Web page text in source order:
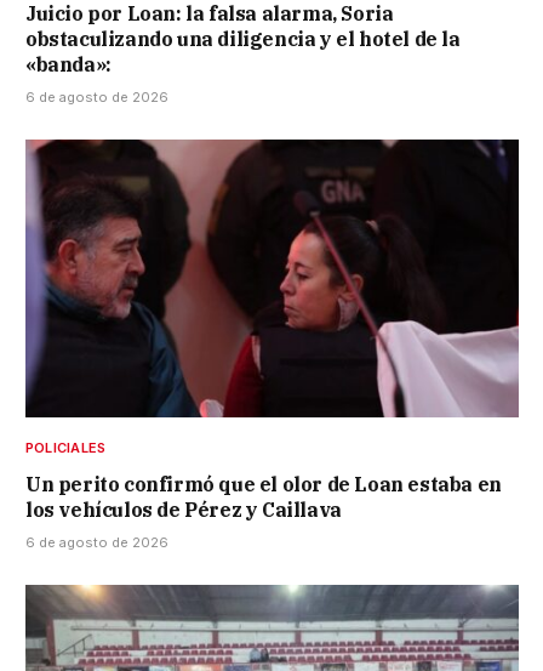
Juicio por Loan: la falsa alarma, Soria
obstaculizando una diligencia y el hotel de la
«banda»:
6 de agosto de 2026
POLICIALES
Un perito confirmó que el olor de Loan estaba en
los vehículos de Pérez y Caillava
6 de agosto de 2026